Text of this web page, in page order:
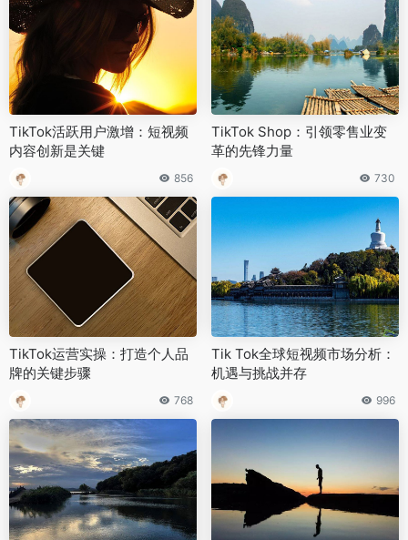
TikTok活跃用户激增：短视频
内容创新是关键
856
TikTok Shop：引领零售业变
革的先锋力量
730
TikTok运营实操：打造个人品
牌的关键步骤
768
Tik Tok全球短视频市场分析：
机遇与挑战并存
996